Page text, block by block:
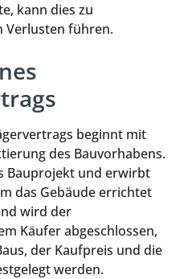
kann dies zu
Verlusten führen.
beginnt mit
des Bauvorhabens.
Bauprojekt und erwirbt
das Gebäude errichtet
wird der
Käufer abgeschlossen,
der Kaufpreis und die
werden.